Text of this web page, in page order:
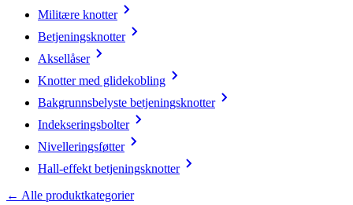
Militære knotter
Betjeningsknotter
Aksellåser
Knotter med glidekobling
Bakgrunnsbelyste betjeningsknotter
Indekseringsbolter
Nivelleringsføtter
Hall-effekt betjeningsknotter
← Alle produktkategorier